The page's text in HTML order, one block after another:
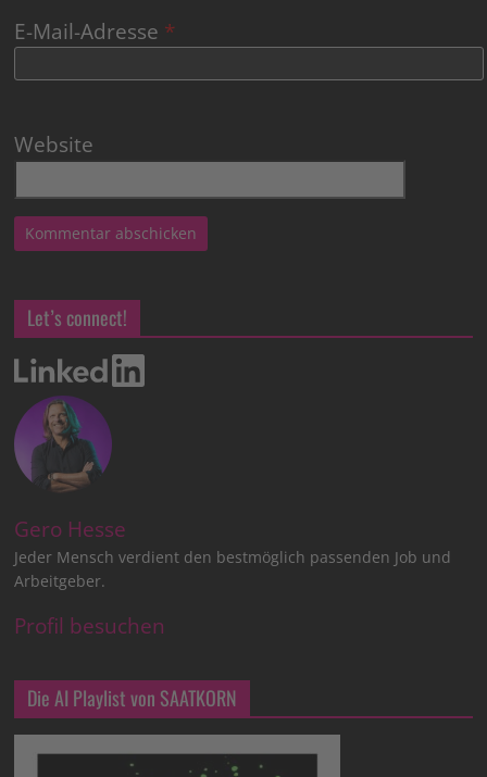
E-Mail-Adresse *
Website
Let’s connect!
Gero Hesse
Jeder Mensch verdient den bestmöglich passenden Job und
Arbeitgeber.
Profil besuchen
Die AI Playlist von SAATKORN